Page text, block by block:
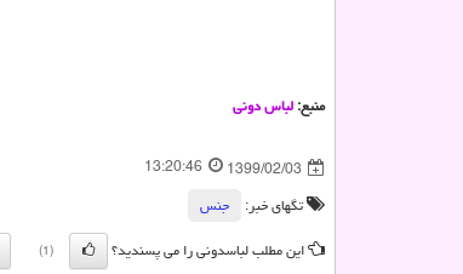
منبع:لباس دونی
1399/02/03
13:20:46
تگهای خبر:
جنس
این مطلب لباسدونی را می پسندید؟
(1)